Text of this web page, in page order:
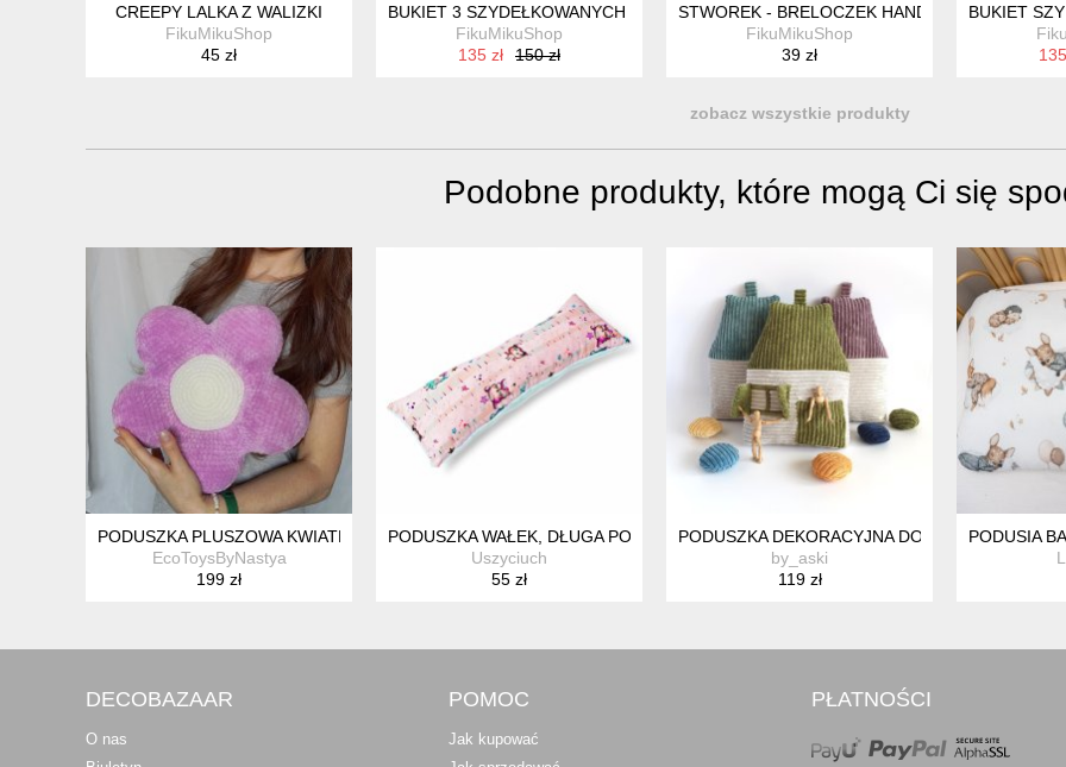
CREEPY LALKA Z WALIZKI
FikuMikuShop
45 zł
BUKIET 3 SZYDEŁKOWANYCH RÓŻ – TRWAŁY PREZENT
FikuMikuShop
135 zł
150 zł
STWOREK - BRELOCZEK HANDMADE
FikuMikuShop
39 zł
BUKIET
zobacz wszystkie produkty
Podobne produkty, które mogą Ci się
PODUSZKA PLUSZOWA KWIATEK, DEKORACJA WIOSENNA, PODUSZKA DLA DZIECKA
EcoToysByNastya
199 zł
PODUSZKA WAŁEK, DŁUGA PODUSZKA ZAGŁÓWEK OCHRANIACZ DLA DZIECKA
Uszyciuch
55 zł
PODUSZKA DEKORACYJNA DOMEK Z
by_aski
119 zł
PODUSIA
DECOBAZAAR
O nas
POMOC
Jak kupować
PŁATNOŚCI